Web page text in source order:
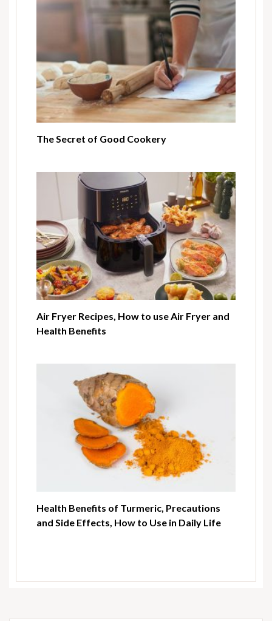
The Secret of Good Cookery
Air Fryer Recipes, How to use Air Fryer and
Health Benefits
Health Benefits of Turmeric, Precautions
and Side Effects, How to Use in Daily Life